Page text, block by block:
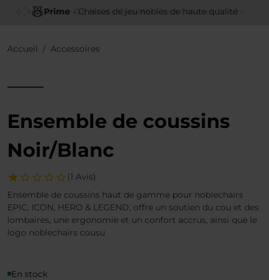
Prime - Chaises de jeu nobles de haute qualité
Accueil Accessoires
Ensemble de coussins
Noir/Blanc
(1 Avis)
Ensemble de coussins haut de gamme pour noblechairs
EPIC, ICON, HERO & LEGEND, offre un soutien du cou et des
lombaires, une ergonomie et un confort accrus, ainsi que le
logo noblechairs cousu
En stock